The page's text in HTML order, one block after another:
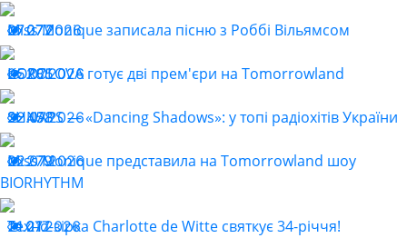
27.07.2026
277
Miss Monique записала пісню з Роббі Вільямсом
25.07.2026
285
KOROLOVA готує дві прем'єри на Tomorrowland
22.07.2026
458
SHNAPS — «Dancing Shadows»: у топі радіохітів України
22.07.2026
279
Miss Monique представила на Tomorrowland шоу
BIORHYTHM
21.07.2026
217
Техно-зірка Charlotte de Witte святкує 34-річчя!